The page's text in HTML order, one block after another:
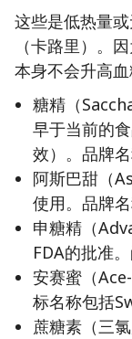
这些是低热量
（卡路里）。
本身不会升高血
糖精（
早于当前的
效）。品牌
阿斯巴甜（
使用。品牌
申糖精（
FDA的批准
安赛蜜（
标名称包括
蔗糖素（三